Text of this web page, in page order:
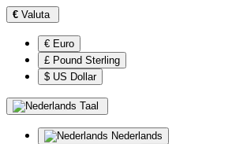
€ Valuta
€ Euro
£ Pound Sterling
$ US Dollar
Taal
Nederlands